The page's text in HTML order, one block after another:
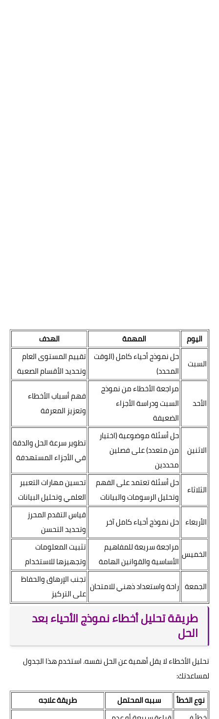
اليوم المهمة
الهدف
السبت
حل نموذج أحياء كامل (الوقت
المحدد)
تقييم المستوى العام
وتحديد الأقسام الصعبة
الأحد
مراجعة الأخطاء من نموذج
السبت ودراسة الأجزاء
الضعيفة
فهم أسباب الأخطاء
وتعزيز المعرفة
الاثنين
حل أسئلة موضوعية (اختيار
من متعدد) على فصلين
محددين
تطوير سرعة الحل والدقة
في الأجزاء المستهدفة
الثلاثاء
حل أسئلة تعتمد على الفهم
وتحليل الرسومات والبيانات
تحسين مهارات التعبير
العلمي وتحليل البيانات
الأربعاء حل نموذج أحياء كامل آخر
قياس التقدم المحرز
وتحديد التحسن
الخميس
مراجعة سريعة للمفاهيم
الأساسية والقوانين الهامة
تثبيت المعلومات
وتجهيزها للاستخدام
الجمعة راحة واستعداد ذهني للامتحان
تجنب الإرهاق والحفاظ
على التركيز
طريقة تحليل أخطاء نموذج الأحياء بعد
الحل
تحليل الأخطاء لا يقل أهمية عن الحل نفسه. استخدم هذا الجدول
لمساعدتك:
نوع الخطأ
سببه المحتمل
طريقة علاجه